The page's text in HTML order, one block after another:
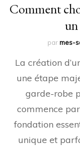
Comment
parmes-
La création
une étape
garde-robe
commence
fondation
unique et